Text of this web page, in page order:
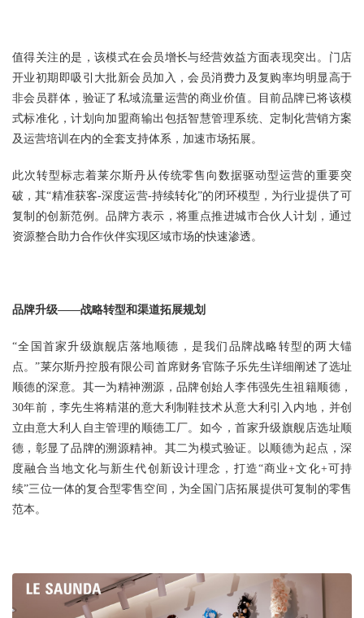
值得关注的是，该模式在会员增长与经营效益方面表现突出。门店
开业初期即吸引大批新会员加入，会员消费力及复购率均明显高于
非会员群体，验证了私域流量运营的商业价值。目前品牌已将该模
式标准化，计划向加盟商输出包括智慧管理系统、定制化营销方案
及运营培训在内的全套支持体系，加速市场拓展。
此次转型标志着莱尔斯丹从传统零售向数据驱动型运营的重要突
破，其“精准获客-深度运营-持续转化”的闭环模型，为行业提供了可
复制的创新范例。品牌方表示，将重点推进城市合伙人计划，通过
资源整合助力合作伙伴实现区域市场的快速渗透。
品牌升级——战略转型和渠道拓展规划
“全国首家升级旗舰店落地顺德，是我们品牌战略转型的两大锚
点。”莱尔斯丹控股有限公司首席财务官陈子乐先生详细阐述了选址
顺德的深意。其一为精神溯源，品牌创始人李伟强先生祖籍顺德，
30年前，李先生将精湛的意大利制鞋技术从意大利引入内地，并创
立由意大利人自主管理的顺德工厂。如今，首家升级旗舰店选址顺
德，彰显了品牌的溯源精神。其二为模式验证。以顺德为起点，深
度融合当地文化与新生代创新设计理念，打造“商业+文化+可持
续”三位一体的复合型零售空间，为全国门店拓展提供可复制的零售
范本。